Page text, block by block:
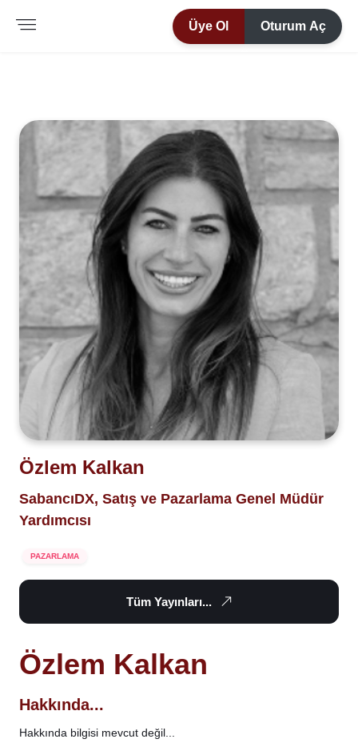
Üye Ol Oturum Aç
Özlem Kalkan
SabancıDX, Satış ve Pazarlama Genel Müdür
Yardımcısı
PAZARLAMA
Tüm Yayınları...
Özlem Kalkan
Hakkında...
Hakkında bilgisi mevcut değil...